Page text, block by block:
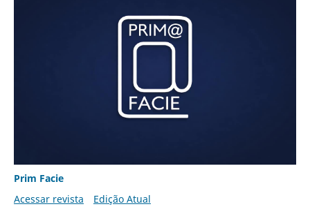
Prim Facie
Acessar revista
Edição Atual